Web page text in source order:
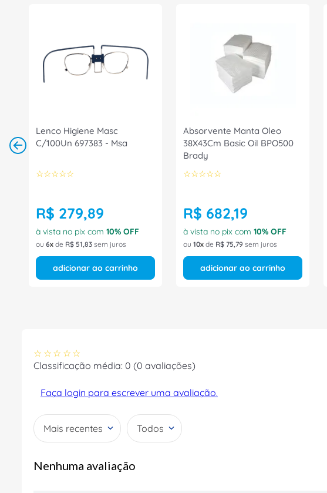
Lenco Higiene Masc
C/100Un 697383 - Msa
☆☆☆☆☆
R$ 279,89
à vista no pix com 10% OFF
ou 6 de R$ 51,83 sem juros
adicionar ao carrinho
Absorvente Manta Oleo
38X43Cm Basic Oil BPO500
Brady
☆☆☆☆☆
R$ 682,19
à vista no pix com 10% OFF
ou 10 de R$ 75,79 sem juros
adicionar ao carrinho
☆ ☆ ☆ ☆ ☆
Classificação média: 0 (0 avaliações)
Faça login para escrever uma avaliação.
Mais recentes Todos
Nenhuma avaliação